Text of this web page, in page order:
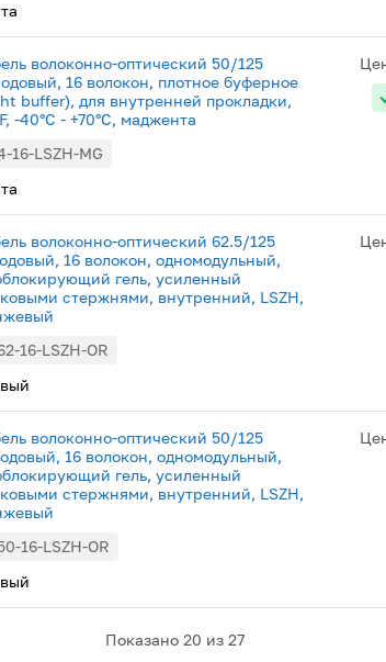
волоконно-оптический 50/125
16 волокон, плотное буферное
buffer), для внутренней прокладки,
-40°C - +70°C, маджента
16-LSZH-MG
волоконно-оптический 62.5/125
16 волокон, одномодульный,
гель, усиленный
стержнями, внутренний, LSZH,
16-LSZH-OR
волоконно-оптический 50/125
16 волокон, одномодульный,
гель, усиленный
стержнями, внутренний, LSZH,
16-LSZH-OR
Показано 20 из 27